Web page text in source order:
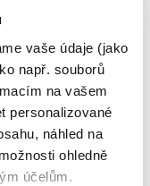
vaše údaje (jako
např. souborů
na vašem
personalizované
náhled na
ohledně
účelům.